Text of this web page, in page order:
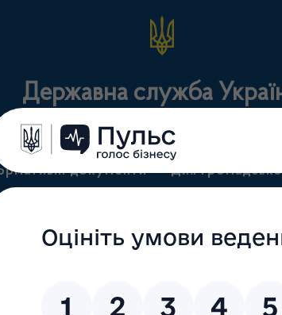
Державна служба
засобів та контролю за
документи Для
торгівля
імпорт
(крім АФІ)
Державний
нагляд